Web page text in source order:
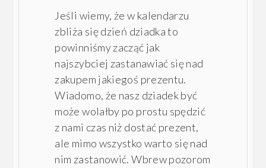
Jeśli wiemy, że w kalendarzu
zbliża się dzień dziadka to
powinniśmy zacząć jak
najszybciej zastanawiać się nad
zakupem jakiegoś prezentu.
Wiadomo, że nasz dziadek być
może wolałby po prostu spędzić
z nami czas niż dostać prezent,
ale mimo wszystko warto się nad
nim zastanowić. Wbrew pozorom